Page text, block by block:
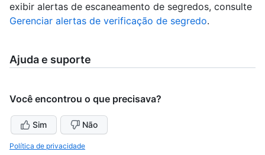
exibir alertas de escaneamento de segredos, consulte
Gerenciar alertas de verificação de segredo.
Ajuda e suporte
Você encontrou o que precisava?
Sim Não
Política de privacidade